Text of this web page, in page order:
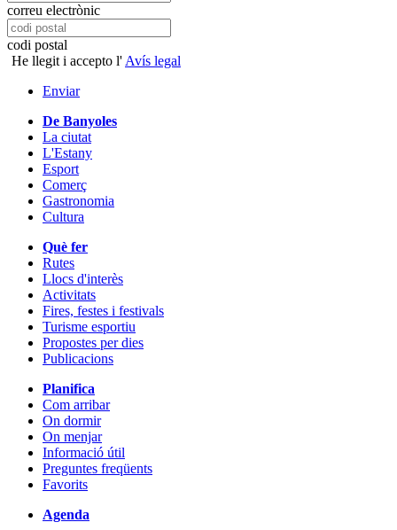
correu electrònic
codi postal
He llegit i accepto l' Avís legal
Enviar
De Banyoles
La ciutat
L'Estany
Esport
Comerç
Gastronomia
Cultura
Què fer
Rutes
Llocs d'interès
Activitats
Fires, festes i festivals
Turisme esportiu
Propostes per dies
Publicacions
Planifica
Com arribar
On dormir
On menjar
Informació útil
Preguntes freqüents
Favorits
Agenda